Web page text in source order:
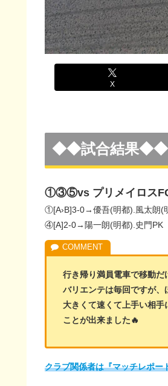
X
◆◆試合結果◆◆
①③⑤vs プリメイロス
①[A›B]3-0→優吾(明都).風太
④[A]2-0→陽一朗(明都).史門PK
行き帰り満員電車で移動だ
バリエンテは毎回ですが、
大きくて速くて上手い相
ことが出来ました🔥
クラブ関係者は『マッチレポー